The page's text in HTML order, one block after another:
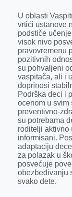
U oblasti
vrtići ustanove
podstiče
visok nivo
pravovremenu
pozitivnih
su pohvaljeni
vaspitača, ali i
doprinosi
Podrška deci i
ocenom u svim
preventivno-
su potrebama
roditelji aktivno
informisani.
adaptaciju
za polazak u
posvećuje
obezbeđivanju
svako dete.